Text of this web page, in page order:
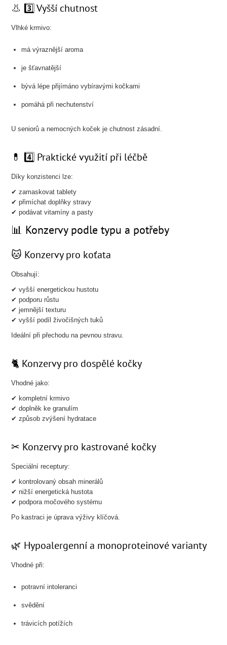
👃 3️⃣ Vyšší chutnost
Vlhké krmivo:
má výraznější aroma
je šťavnatější
bývá lépe přijímáno vybíravými kočkami
pomáhá při nechutenství
U seniorů a nemocných koček je chutnost zásadní.
💊 4️⃣ Praktické využití při léčbě
Díky konzistenci lze:
✔ zamaskovat tablety
✔ přimíchat doplňky stravy
✔ podávat vitamíny a pasty
📊 Konzervy podle typu a potřeby
🐱 Konzervy pro koťata
Obsahují:
✔ vyšší energetickou hustotu
✔ podporu růstu
✔ jemnější texturu
✔ vyšší podíl živočišných tuků
Ideální při přechodu na pevnou stravu.
🐈 Konzervy pro dospělé kočky
Vhodné jako:
✔ kompletní krmivo
✔ doplněk ke granulím
✔ způsob zvýšení hydratace
✂ Konzervy pro kastrované kočky
Speciální receptury:
✔ kontrolovaný obsah minerálů
✔ nižší energetická hustota
✔ podpora močového systému
Po kastraci je úprava výživy klíčová.
🌿 Hypoalergenní a monoproteinové varianty
Vhodné při:
potravní intoleranci
svědění
trávicích potížích